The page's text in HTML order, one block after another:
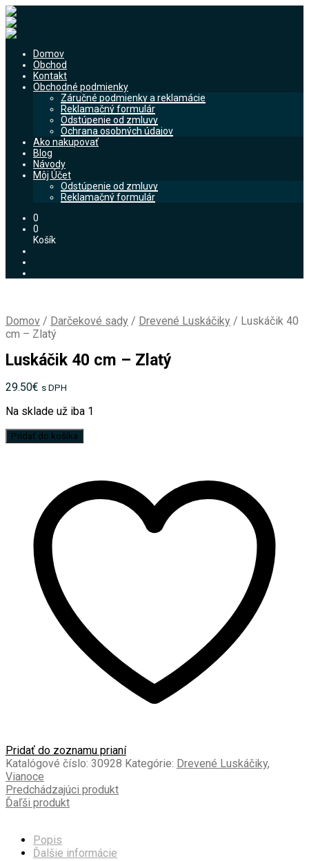
Domov
Obchod
Kontakt
Obchodné podmienky
Záručné podmienky a reklamácie
Reklamačný formulár
Odstúpenie od zmluvy
Ochrana osobných údajov
Ako nakupovať
Blog
Návody
Môj Účet
Odstúpenie od zmluvy
Reklamačný formulár
0
0
Košík
Domov / Darčekové sady / Drevené Luskáčiky / Luskáčik 40
cm – Zlatý
Luskáčik 40 cm – Zlatý
29.50€ s DPH
Na sklade už iba 1
množstvo
Pridať do košíka
Pridať do zoznamu prianí
Katalógové číslo: 30928 Kategórie: Drevené Luskáčiky,
Vianoce
Predchádzajúci produkt
Ďaľši produkt
Popis
Ďalšie informácie